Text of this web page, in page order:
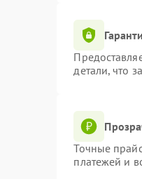
детали, что
Точные
платежей и